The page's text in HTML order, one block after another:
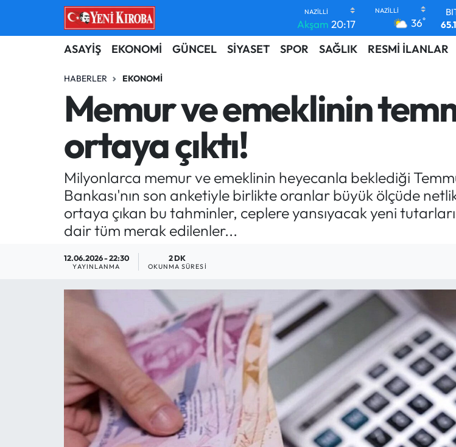
Akşam 20:17 36°
ASAYİŞ EKONOMİ GÜNCEL SİYASET SPOR SAĞLIK RESMİ İLANLAR
HABERLER EKONOMI
Memur ve emeklinin
ortaya çıktı!
Milyonlarca memur ve emeklinin heyecanla beklediği
Bankası'nın son anketiyle birlikte oranlar büyük ölçüde
ortaya çıkan bu tahminler, ceplere yansıyacak yeni
dair tüm merak edilenler...
12.06.2026 - 22:30
YAYINLANMA
2 DK
OKUNMA SÜRESI
ASAYİŞ
BİLİM-TEKNOLOJİ
DÜNYA
EĞİTİM
EKONOMİ
GÜNCEL
GÜNDEM
Aydın Nöbetçi Eczaneler
Aydın Hava Durumu
Aydin Namaz Vakitleri
Aydın Trafik Yoğunluk Haritası
Süper Lig Puan Durumu ve Fikstür
Tüm Manşetler
Son Dakika Haberleri
Haber Arşivi